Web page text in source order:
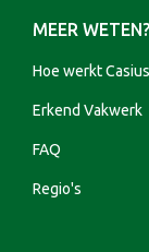
MEER WETEN?
Hoe werkt
Erkend Vakwerk
FAQ
Regio's